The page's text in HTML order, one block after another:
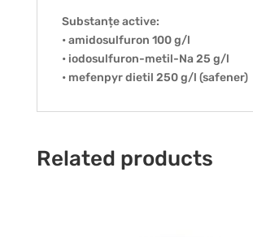
Substanțe active:
• amidosulfuron 100 g/l
• iodosulfuron-metil-Na 25 g/l
• mefenpyr dietil 250 g/l (safener)
Related products